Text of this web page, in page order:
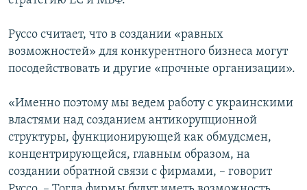
Руссо считает, что в создании «равных
возможностей» для конкурентного бизнеса могут
посодействовать и другие «прочные организации».
«Именно поэтому мы ведем работу с украинскими
властями над созданием антикорупционной
структуры, функционирующей как обмудсмен,
концентрирующейся, главным образом, на
создании обратной связи с фирмами, – говорит